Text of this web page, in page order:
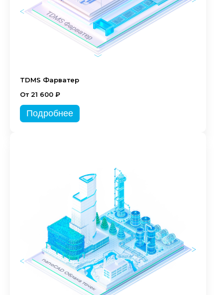
TDMS Фарватер
От 21 600 ₽
Подробнее